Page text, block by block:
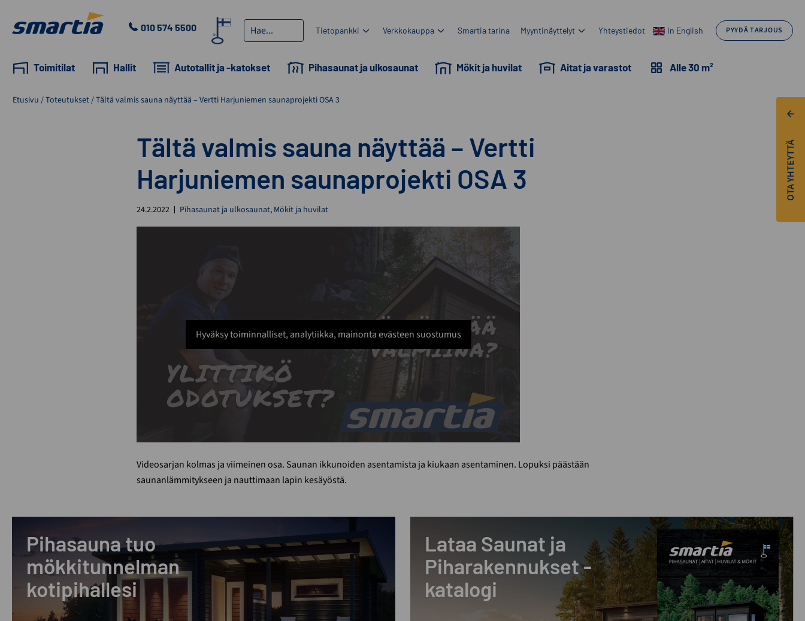
content
Oy
010 574 5500
Toimitilat Hallit Autotallit ja -katokset Pihasaunat ja ulkosaunat Mökit ja huvilat Aitat ja varastot Alle 30 m²
Haku: Tietopankki Verkkokauppa Smartia tarina Myyntinäyttelyt Yhteystiedot In English PYYDÄ TARJOUS
Etusivu /Toteutukset/Tältä valmis sauna näyttää – Vertti Harjuniemen saunaprojekti OSA 3
Tältä valmis sauna näyttää – Vertti
Harjuniemen saunaprojekti OSA 3
24.2.2022 Pihasaunat ja ulkosaunat, Mökit ja huvilat
Hyväksy toiminnalliset, analytiikka, mainonta evästeen suostumus
Videosarjan kolmas ja viimeinen osa. Saunan ikkunoiden asentamista ja kiukaan asentaminen. Lopuksi päästään
saunanlämmitykseen ja nauttimaan lapin kesäyöstä.
Pihasauna tuo
mökkitunnelman
kotipihallesi
Lataa Saunat ja
Piharakennukset -
katalogi
OTA YHTEYTTÄ